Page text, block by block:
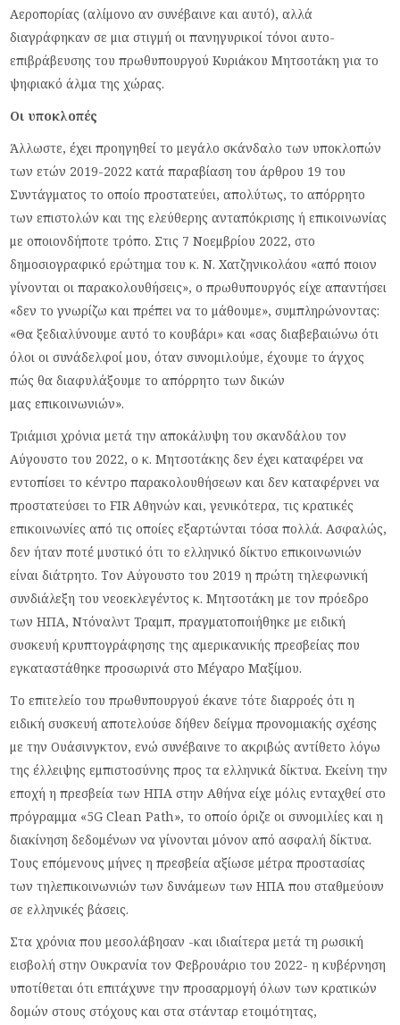
Αεροπορίας (αλίμονο αν συνέβαινε και αυτό), αλλά
διαγράφηκαν σε μια στιγμή οι πανηγυρικοί τόνοι αυτο-
επιβράβευσης του πρωθυπουργού Κυριάκου Μητσοτάκη για το
ψηφιακό άλμα της χώρας.
Οι υποκλοπές
Άλλωστε, έχει προηγηθεί το μεγάλο σκάνδαλο των υποκλοπών
των ετών 2019-2022 κατά παραβίαση του άρθρου 19 του
Συντάγματος το οποίο προστατεύει, απολύτως, το απόρρητο
των επιστολών και της ελεύθερης ανταπόκρισης ή επικοινωνίας
με οποιονδήποτε τρόπο. Στις 7 Νοεμβρίου 2022, στο
δημοσιογραφικό ερώτημα του κ. Ν. Χατζηνικολάου «από ποιον
γίνονται οι παρακολουθήσεις», ο πρωθυπουργός είχε απαντήσει
«δεν το γνωρίζω και πρέπει να το μάθουμε», συμπληρώνοντας:
«Θα ξεδιαλύνουμε αυτό το κουβάρι» και «σας διαβεβαιώνω ότι
όλοι οι συνάδελφοί μου, όταν συνομιλούμε, έχουμε το άγχος
πώς θα διαφυλάξουμε το απόρρητο των δικών
μας επικοινωνιών».
Τριάμισι χρόνια μετά την αποκάλυψη του σκανδάλου τον
Αύγουστο του 2022, ο κ. Μητσοτάκης δεν έχει καταφέρει να
εντοπίσει το κέντρο παρακολουθήσεων και δεν καταφέρνει να
προστατεύσει το FIR Αθηνών και, γενικότερα, τις κρατικές
επικοινωνίες από τις οποίες εξαρτώνται τόσα πολλά. Ασφαλώς,
δεν ήταν ποτέ μυστικό ότι το ελληνικό δίκτυο επικοινωνιών
είναι διάτρητο. Τον Αύγουστο του 2019 η πρώτη τηλεφωνική
συνδιάλεξη του νεοεκλεγέντος κ. Μητσοτάκη με τον πρόεδρο
των ΗΠΑ, Ντόναλντ Τραμπ, πραγματοποιήθηκε με ειδική
συσκευή κρυπτογράφησης της αμερικανικής πρεσβείας που
εγκαταστάθηκε προσωρινά στο Μέγαρο Μαξίμου.
Το επιτελείο του πρωθυπουργού έκανε τότε διαρροές ότι η
ειδική συσκευή αποτελούσε δήθεν δείγμα προνομιακής σχέσης
με την Ουάσινγκτον, ενώ συνέβαινε το ακριβώς αντίθετο λόγω
της έλλειψης εμπιστοσύνης προς τα ελληνικά δίκτυα. Εκείνη την
εποχή η πρεσβεία των ΗΠΑ στην Αθήνα είχε μόλις ενταχθεί στο
πρόγραμμα «5G Clean Path», το οποίο όριζε οι συνομιλίες και η
διακίνηση δεδομένων να γίνονται μόνον από ασφαλή δίκτυα.
Τους επόμενους μήνες η πρεσβεία αξίωσε μέτρα προστασίας
των τηλεπικοινωνιών των δυνάμεων των ΗΠΑ που σταθμεύουν
σε ελληνικές βάσεις.
Στα χρόνια που μεσολάβησαν -και ιδιαίτερα μετά τη ρωσική
εισβολή στην Ουκρανία τον Φεβρουάριο του 2022- η κυβέρνηση
υποτίθεται ότι επιτάχυνε την προσαρμογή όλων των κρατικών
δομών στους στόχους και στα στάνταρ ετοιμότητας,